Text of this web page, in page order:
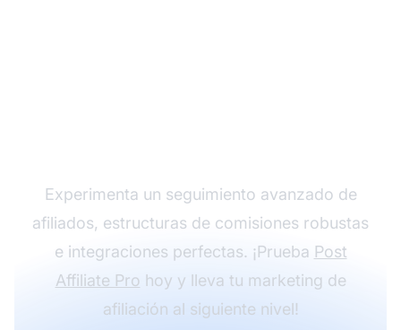
Experimenta un seguimiento avanzado de
afiliados, estructuras de comisiones robustas
e integraciones perfectas. ¡Prueba Post
Affiliate Pro hoy y lleva tu marketing de
afiliación al siguiente nivel!